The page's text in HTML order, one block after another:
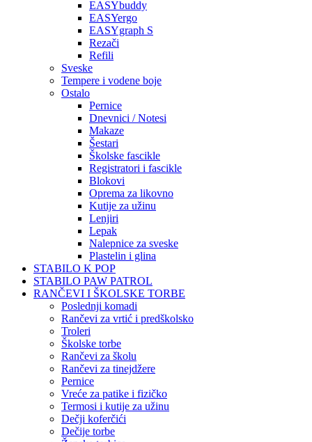
EASYbuddy
EASYergo
EASYgraph S
Rezači
Refili
Sveske
Tempere i vodene boje
Ostalo
Pernice
Dnevnici / Notesi
Makaze
Šestari
Školske fascikle
Registratori i fascikle
Blokovi
Oprema za likovno
Kutije za užinu
Lenjiri
Lepak
Nalepnice za sveske
Plastelin i glina
STABILO K POP
STABILO PAW PATROL
RANČEVI I ŠKOLSKE TORBE
Poslednji komadi
Rančevi za vrtić i predškolsko
Troleri
Školske torbe
Rančevi za školu
Rančevi za tinejdžere
Pernice
Vreće za patike i fizičko
Termosi i kutije za užinu
Dečji koferčići
Dečije torbe